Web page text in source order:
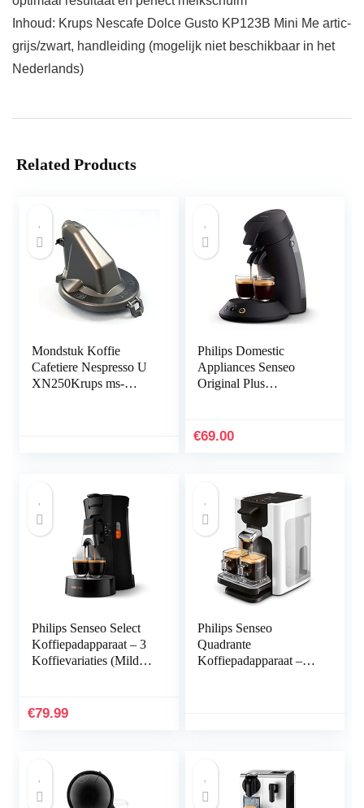
Inhoud: Krups Nescafe Dolce Gusto KP123B Mini Me artic-
grijs/zwart, handleiding (mogelijk niet beschikbaar in het
Nederlands)
Related Products
Mondstuk Koffie
Cafetiere Nespresso U
XN250Krups ms-
Philips Domestic
Appliances Senseo
Original Plus
of 2 Kopjes Tegelijk.
Zwart (CSA210/60)
€69.00
Philips Senseo Select
Koffiepadapparaat – 3
Koffievariaties (Mild,
0.9L Waterreservoir –
€79.99
Philips Senseo
Quadrante
Koffiepadapparaat –
uitschakeling – Crema
laagje – HD7865/00